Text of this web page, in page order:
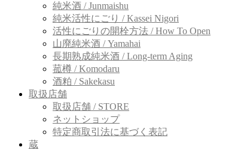
純米酒 / Junmaishu
純米活性にごり / Kassei Nigori
活性にごりの開栓方法 / How To Open
山廃純米酒 / Yamahai
長期熟成純米酒 / Long-term Aging
菰樽 / Komodaru
酒粕 / Sakekasu
取扱店舗
取扱店舗 / STORE
ネットショップ
特定商取引法に基づく表記
蔵